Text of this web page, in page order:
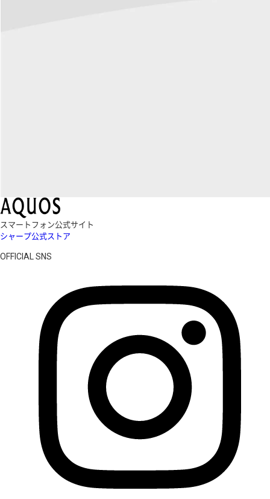
スマートフォン公式サイト
シャープ公式ストア
OFFICIAL SNS